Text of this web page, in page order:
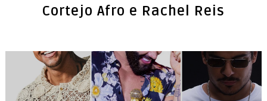
Cortejo Afro e Rachel Reis